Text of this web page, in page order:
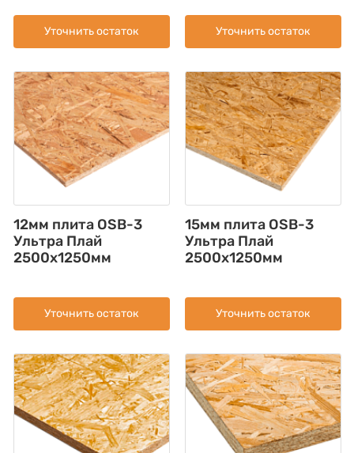
Уточнить остаток Уточнить остаток
12мм плита OSB-3
Ультра Плай
2500x1250мм
Уточнить остаток
15мм плита OSB-3
Ультра Плай
2500x1250мм
Уточнить остаток